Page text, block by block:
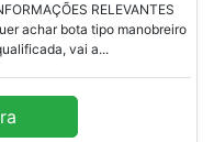
RELEVANTES
achar bota tipo manobreiro
vai a...